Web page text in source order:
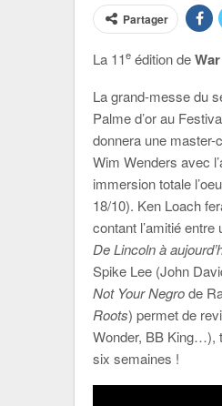
Partager
La 11e édition de
La grand-messe du
Palme d’or au
donnera une
Wim Wenders avec
immersion totale
18/10). Ken Loach
contant l’amitié
De Lincoln à
Spike Lee (John
Not Your Negrode
Roots) permet de
Wonder, BB King…),
six semaines !